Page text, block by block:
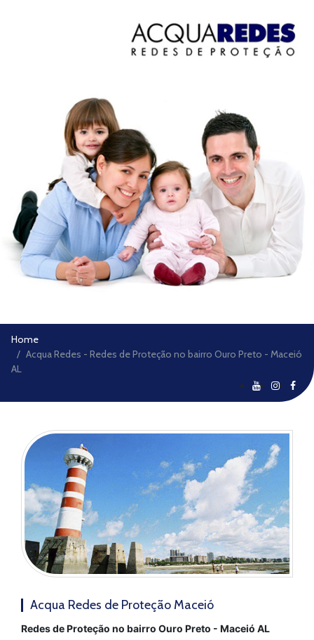
Home
Acqua Redes - Redes de Proteção no bairro Ouro Preto - Maceió
AL
Acqua Redes de Proteção Maceió
Redes de Proteção no bairro Ouro Preto - Maceió AL